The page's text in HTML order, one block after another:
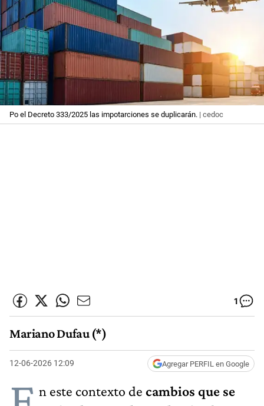
Po el Decreto 333/2025 las impotarciones se duplicarán. | cedoc
1
Mariano Dufau (*)
12-06-2026 12:09 Agregar PERFIL en Google
n este contexto de cambios que se